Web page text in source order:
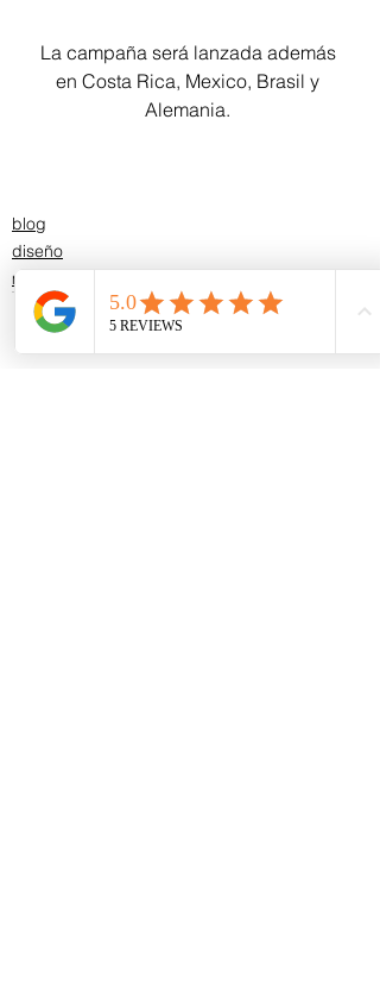
La campaña será lanzada además
en Costa Rica, Mexico, Brasil y
Alemania.
blog
diseño
marketing